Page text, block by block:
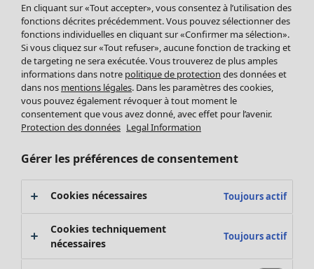
Leggings et collants
Accessoires
Chaussures
Vêtements de bain
Basics
Soldes Mobilier
Bonnes affaires déco
Décoration
Textiles
Tapis
Éponge
En cliquant sur «Tout accepter», vous consentez à l’utilisation des
fonctions décrites précédemment. Vous pouvez sélectionner des
fonctions individuelles en cliquant sur «Confirmer ma sélection».
Si vous cliquez sur «Tout refuser», aucune fonction de tracking et
de targeting ne sera exécutée. Vous trouverez de plus amples
informations dans notre politique de protection des données et
dans nos mentions légales. Dans les paramètres des cookies,
vous pouvez également révoquer à tout moment le
consentement que vous avez donné, avec effet pour l’avenir.
Protection des données Legal Information
Gérer les préférences de consentement
Cookies nécessaires Toujours actif
Cookies techniquement
nécessaires
Toujours actif